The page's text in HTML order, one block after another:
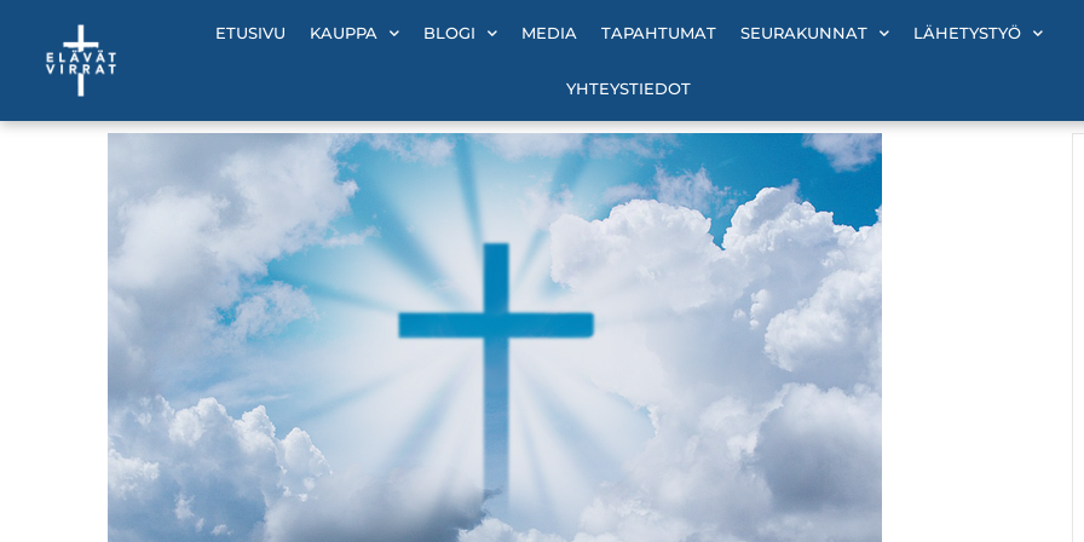
sisältöön
ETUSIVU KAUPPA BLOGI MEDIA TAPAHTUMAT SEURAKUNNAT LÄHETYSTYÖ
YHTEYSTIEDOT